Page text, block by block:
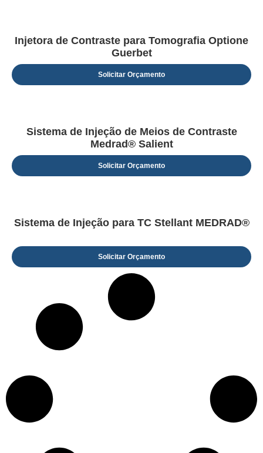
Injetora de Contraste para Tomografia Optione
Guerbet
Solicitar Orçamento
Sistema de Injeção de Meios de Contraste
Medrad® Salient
Solicitar Orçamento
Sistema de Injeção para TC Stellant MEDRAD®
Solicitar Orçamento